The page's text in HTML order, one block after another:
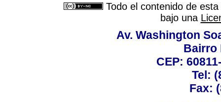
Todo el contenido de
bajo una
Av. Washington
Bairro
CEP:
Tel:
Fax: